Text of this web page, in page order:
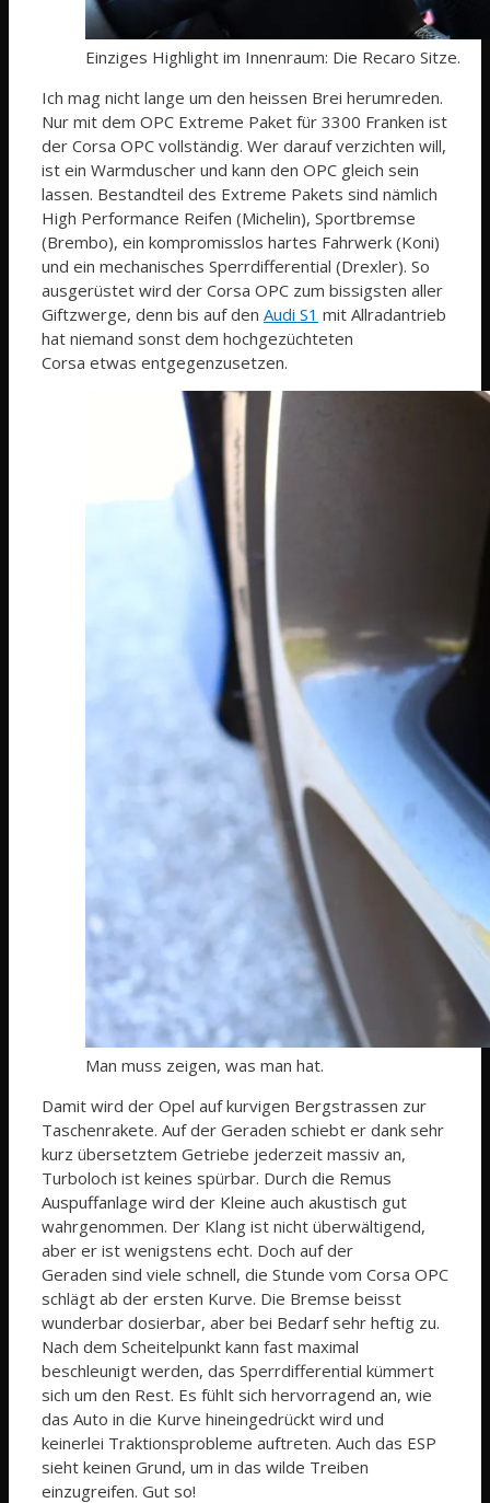
Einziges Highlight im Innenraum: Die Recaro Sitze.
Ich mag nicht lange um den heissen Brei herumreden.
Nur mit dem OPC Extreme Paket für 3300 Franken ist
der Corsa OPC vollständig. Wer darauf verzichten will,
ist ein Warmduscher und kann den OPC gleich sein
lassen. Bestandteil des Extreme Pakets sind nämlich
High Performance Reifen (Michelin), Sportbremse
(Brembo), ein kompromisslos hartes Fahrwerk (Koni)
und ein mechanisches Sperrdifferential (Drexler). So
ausgerüstet wird der Corsa OPC zum bissigsten aller
Giftzwerge, denn bis auf den Audi S1 mit Allradantrieb
hat niemand sonst dem hochgezüchteten
Corsa etwas entgegenzusetzen.
Man muss zeigen, was man hat.
Damit wird der Opel auf kurvigen Bergstrassen zur
Taschenrakete. Auf der Geraden schiebt er dank sehr
kurz übersetztem Getriebe jederzeit massiv an,
Turboloch ist keines spürbar. Durch die Remus
Auspuffanlage wird der Kleine auch akustisch gut
wahrgenommen. Der Klang ist nicht überwältigend,
aber er ist wenigstens echt. Doch auf der
Geraden sind viele schnell, die Stunde vom Corsa OPC
schlägt ab der ersten Kurve. Die Bremse beisst
wunderbar dosierbar, aber bei Bedarf sehr heftig zu.
Nach dem Scheitelpunkt kann fast maximal
beschleunigt werden, das Sperrdifferential kümmert
sich um den Rest. Es fühlt sich hervorragend an, wie
das Auto in die Kurve hineingedrückt wird und
keinerlei Traktionsprobleme auftreten. Auch das ESP
sieht keinen Grund, um in das wilde Treiben
einzugreifen. Gut so!